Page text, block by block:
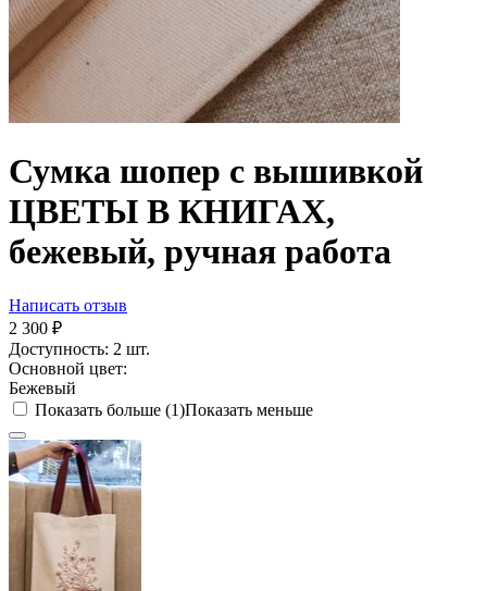
Сумка шопер с вышивкой
ЦВЕТЫ В КНИГАХ,
бежевый, ручная работа
Написать отзыв
2 300 ₽
Доступность: 2 шт.
Основной цвет:
Бежевый
Показать больше (1)Показать меньше